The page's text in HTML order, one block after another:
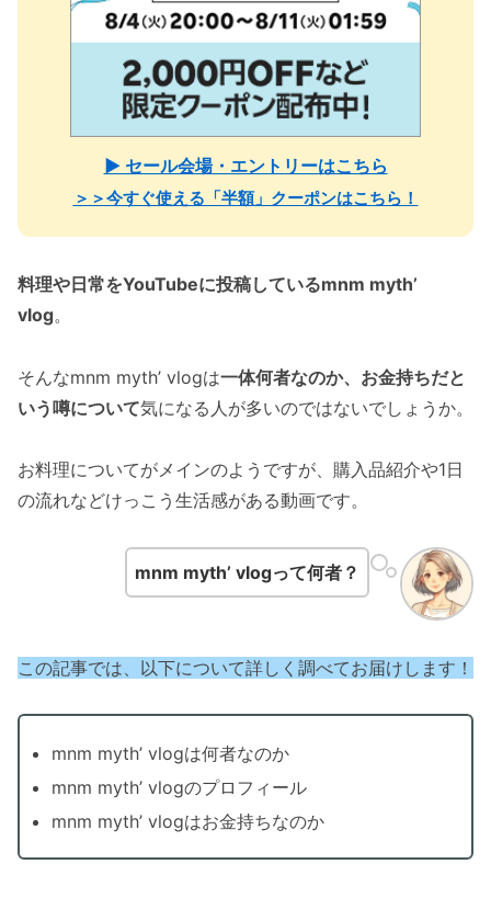
▶ セール会場・エントリーはこちら
＞＞今すぐ使える「半額」クーポンはこちら！
料理や日常をYouTubeに投稿しているmnm myth’
vlog。
そんなmnm myth’ vlogは一体何者なのか、お金持ちだと
いう噂について気になる人が多いのではないでしょうか。
お料理についてがメインのようですが、購入品紹介や1日
の流れなどけっこう生活感がある動画です。
mnm myth’ vlogって何者 ？
この記事では、以下について詳しく調べてお届けします！
mnm myth’ vlogは何者なのか
mnm myth’ vlogのプロフィール
mnm myth’ vlogはお金持ちなのか